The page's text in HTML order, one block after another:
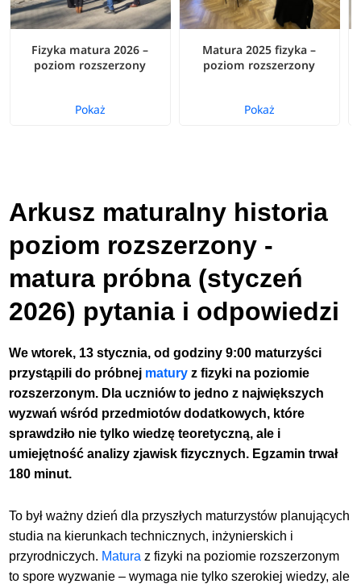
Fizyka matura 2026 –
poziom rozszerzony
Pokaż
Matura 2025 fizyka –
poziom rozszerzony
Pokaż
Arkusz maturalny historia
poziom rozszerzony -
matura próbna (styczeń
2026) pytania i odpowiedzi
We wtorek, 13 stycznia, od godziny 9:00 maturzyści
przystąpili do próbnej matury z fizyki na poziomie
rozszerzonym. Dla uczniów to jedno z największych
wyzwań wśród przedmiotów dodatkowych, które
sprawdziło nie tylko wiedzę teoretyczną, ale i
umiejętność analizy zjawisk fizycznych. Egzamin trwał
180 minut.
To był ważny dzień dla przyszłych maturzystów planujących
studia na kierunkach technicznych, inżynierskich i
przyrodniczych. Matura z fizyki na poziomie rozszerzonym
to spore wyzwanie – wymaga nie tylko szerokiej wiedzy, ale